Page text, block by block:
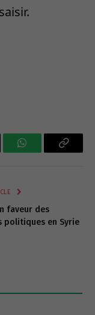
WhatsAppCopy
faveur des
politiques en Syrie